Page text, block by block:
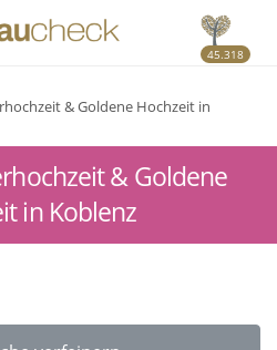
45.318
& Goldene Hochzeit in
& Goldene
in Koblenz